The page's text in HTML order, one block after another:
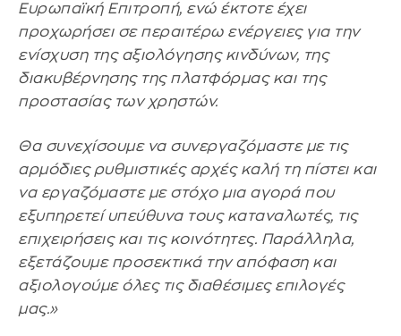
Ευρωπαϊκή Επιτροπή, ενώ έκτοτε έχει
προχωρήσει σε περαιτέρω ενέργειες για την
ενίσχυση της αξιολόγησης κινδύνων, της
διακυβέρνησης της πλατφόρμας και της
προστασίας των χρηστών.
Θα συνεχίσουμε να συνεργαζόμαστε με τις
αρμόδιες ρυθμιστικές αρχές καλή τη πίστει και
να εργαζόμαστε με στόχο μια αγορά που
εξυπηρετεί υπεύθυνα τους καταναλωτές, τις
επιχειρήσεις και τις κοινότητες. Παράλληλα,
εξετάζουμε προσεκτικά την απόφαση και
αξιολογούμε όλες τις διαθέσιμες επιλογές
μας.»